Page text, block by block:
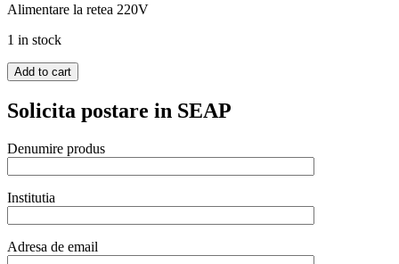
Alimentare la retea 220V
1 in stock
Cutit
electric
kebab,
Hendi
Line,
diametru
cm,
5000
Add to cart
Solicita postare in SEAP
Denumire produs
Institutia
Adresa de email